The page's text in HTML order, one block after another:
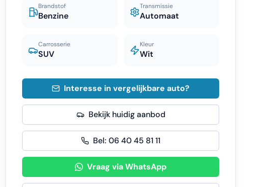
Brandstof
Benzine
Transmissie
Automaat
Carrosserie
SUV
Kleur
Wit
Interesse in vergelijkbare auto?
Bekijk huidig aanbod
Bel:06 40 45 81 11
Vraag via WhatsApp